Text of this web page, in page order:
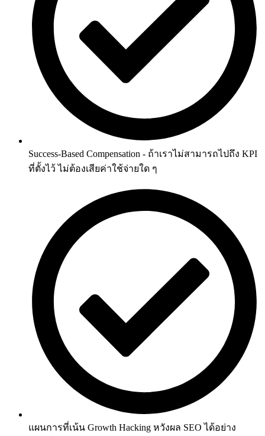
Success-Based Compensation - ถ้าเราไม่สามารถไปถึง KPI
ที่ตั้งไว้ ไม่ต้องเสียค่าใช้จ่ายใด ๆ
แผนการที่เน้น Growth Hacking หวังผล SEO ได้อย่าง